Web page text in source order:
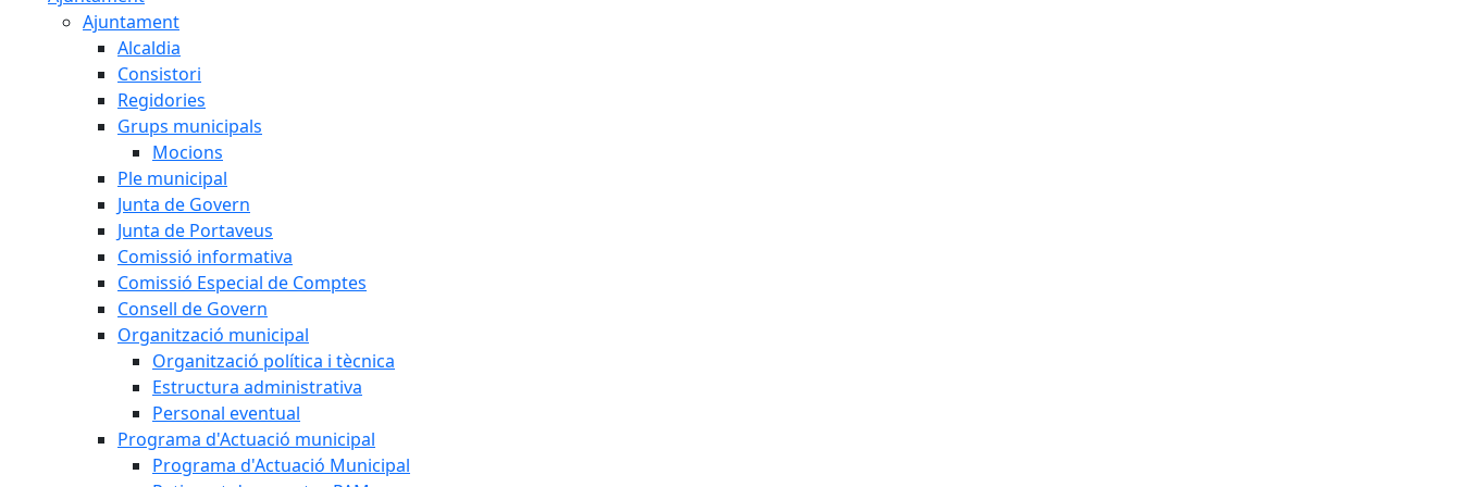
Ajuntament
Alcaldia
Consistori
Regidories
Grups municipals
Mocions
Ple municipal
Junta de Govern
Junta de Portaveus
Comissió informativa
Comissió Especial de Comptes
Consell de Govern
Organització municipal
Organització política i tècnica
Estructura administrativa
Personal eventual
Programa d'Actuació municipal
Programa d'Actuació Municipal